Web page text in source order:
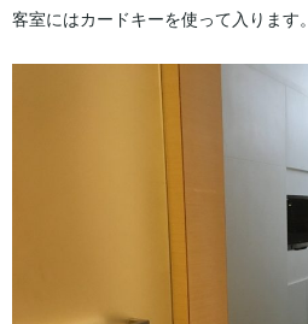
客室にはカードキーを使って入ります。